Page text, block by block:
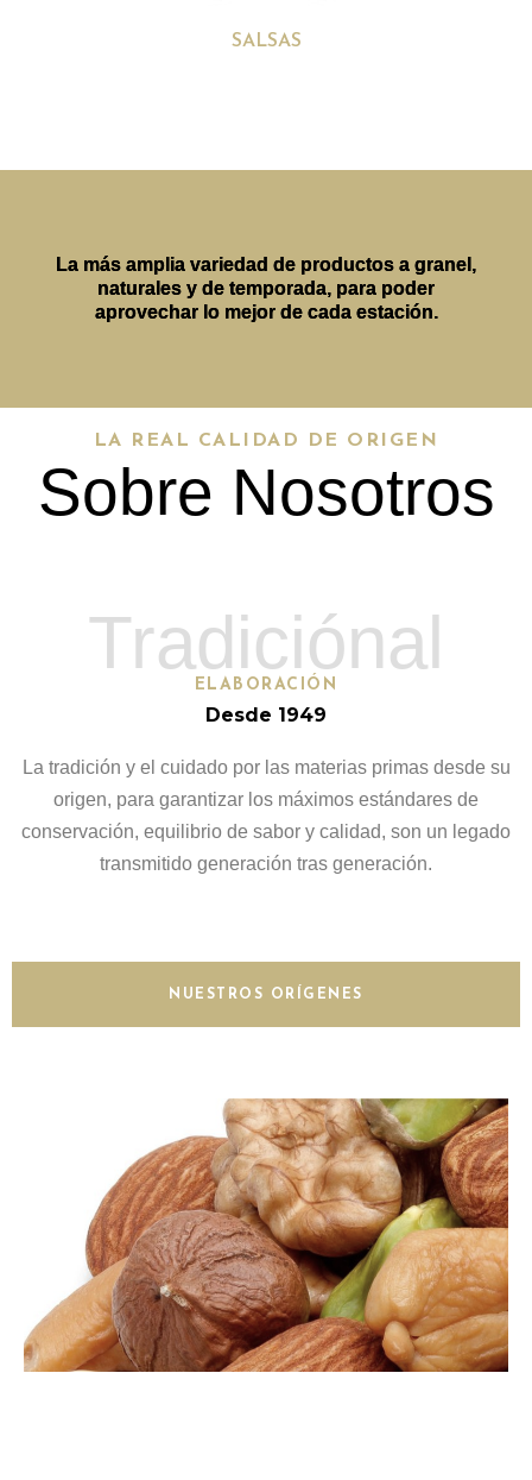
SALSAS
La más amplia variedad de productos a granel,
naturales y de temporada, para poder
aprovechar lo mejor de cada estación.
LA REAL CALIDAD DE ORIGEN
Sobre Nosotros
ELABORACIÓN
Tradiciónal
Desde 1949
La tradición y el cuidado por las materias primas desde su
origen, para garantizar los máximos estándares de
conservación, equilibrio de sabor y calidad, son un legado
transmitido generación tras generación.
NUESTROS ORÍGENES